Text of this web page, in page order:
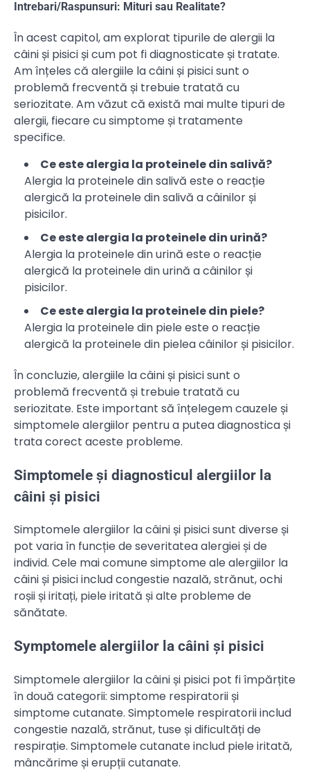
Intrebari/Raspunsuri: Mituri sau Realitate?
În acest capitol, am explorat tipurile de alergii la
câini și pisici și cum pot fi diagnosticate și tratate.
Am înțeles că alergiile la câini și pisici sunt o
problemă frecventă și trebuie tratată cu
seriozitate. Am văzut că există mai multe tipuri de
alergii, fiecare cu simptome și tratamente
specifice.
Ce este alergia la proteinele din salivă?
Alergia la proteinele din salivă este o reacție
alergică la proteinele din salivă a câinilor și
pisicilor.
Ce este alergia la proteinele din urină?
Alergia la proteinele din urină este o reacție
alergică la proteinele din urină a câinilor și
pisicilor.
Ce este alergia la proteinele din piele?
Alergia la proteinele din piele este o reacție
alergică la proteinele din pielea câinilor și pisicilor.
În concluzie, alergiile la câini și pisici sunt o
problemă frecventă și trebuie tratată cu
seriozitate. Este important să înțelegem cauzele și
simptomele alergiilor pentru a putea diagnostica și
trata corect aceste probleme.
Simptomele și diagnosticul alergiilor la
câini și pisici
Simptomele alergiilor la câini și pisici sunt diverse și
pot varia în funcție de severitatea alergiei și de
individ. Cele mai comune simptome ale alergiilor la
câini și pisici includ congestie nazală, strănut, ochi
roșii și iritați, piele iritată și alte probleme de
sănătate.
Symptomele alergiilor la câini și pisici
Simptomele alergiilor la câini și pisici pot fi împărțite
în două categorii: simptome respiratorii și
simptome cutanate. Simptomele respiratorii includ
congestie nazală, strănut, tuse și dificultăți de
respirație. Simptomele cutanate includ piele iritată,
mâncărime și erupții cutanate.